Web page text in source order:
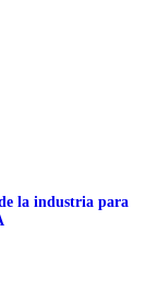
la industria para